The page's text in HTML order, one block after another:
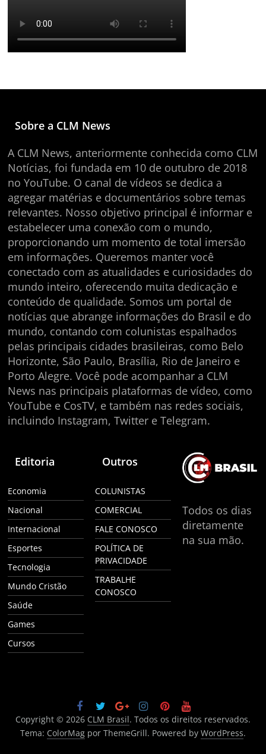
Sobre a CLM News
A CLM News, anteriormente conhecida como CLM
Notícias, foi fundada em 10 de outubro de 2018
no YouTube. O canal de vídeos se dedica a
agregar matérias e documentários sobre temas
relevantes. Nosso objetivo principal é informar e
estabelecer uma conexão com o mundo,
proporcionando um momento de total imersão
em informações. Queremos manter você
conectado com as atualidades e curiosidades do
mundo inteiro, oferecendo muita dedicação e
conteúdo de qualidade. Somos um portal de
notícias que abrange informações do Brasil e do
mundo, contando com colunistas espalhados
pelas principais cidades brasileiras, como Belo
Horizonte, São Paulo, Brasília, Rio de Janeiro e
Porto Alegre. Você pode acompanhar a CLM
News nas principais plataformas de vídeo, como
YouTube e CosTV, e também nas redes sociais,
incluindo Instagram, Twitter e Telegram.
Editoria
Economia
Nacional
Internacional
Esportes
Tecnologia
Mundo Cristão
Saúde
Games
Cursos
Outros
COLUNISTAS
COMERCIAL
FALE CONOSCO
POLÍTICA DE
PRIVACIDADE
TRABALHE
CONOSCO
Todos os dias
diretamente
na sua mão.
Copyright © 2026 CLM Brasil. Todos os direitos reservados.
Tema: ColorMagpor ThemeGrill. Powered by WordPress.